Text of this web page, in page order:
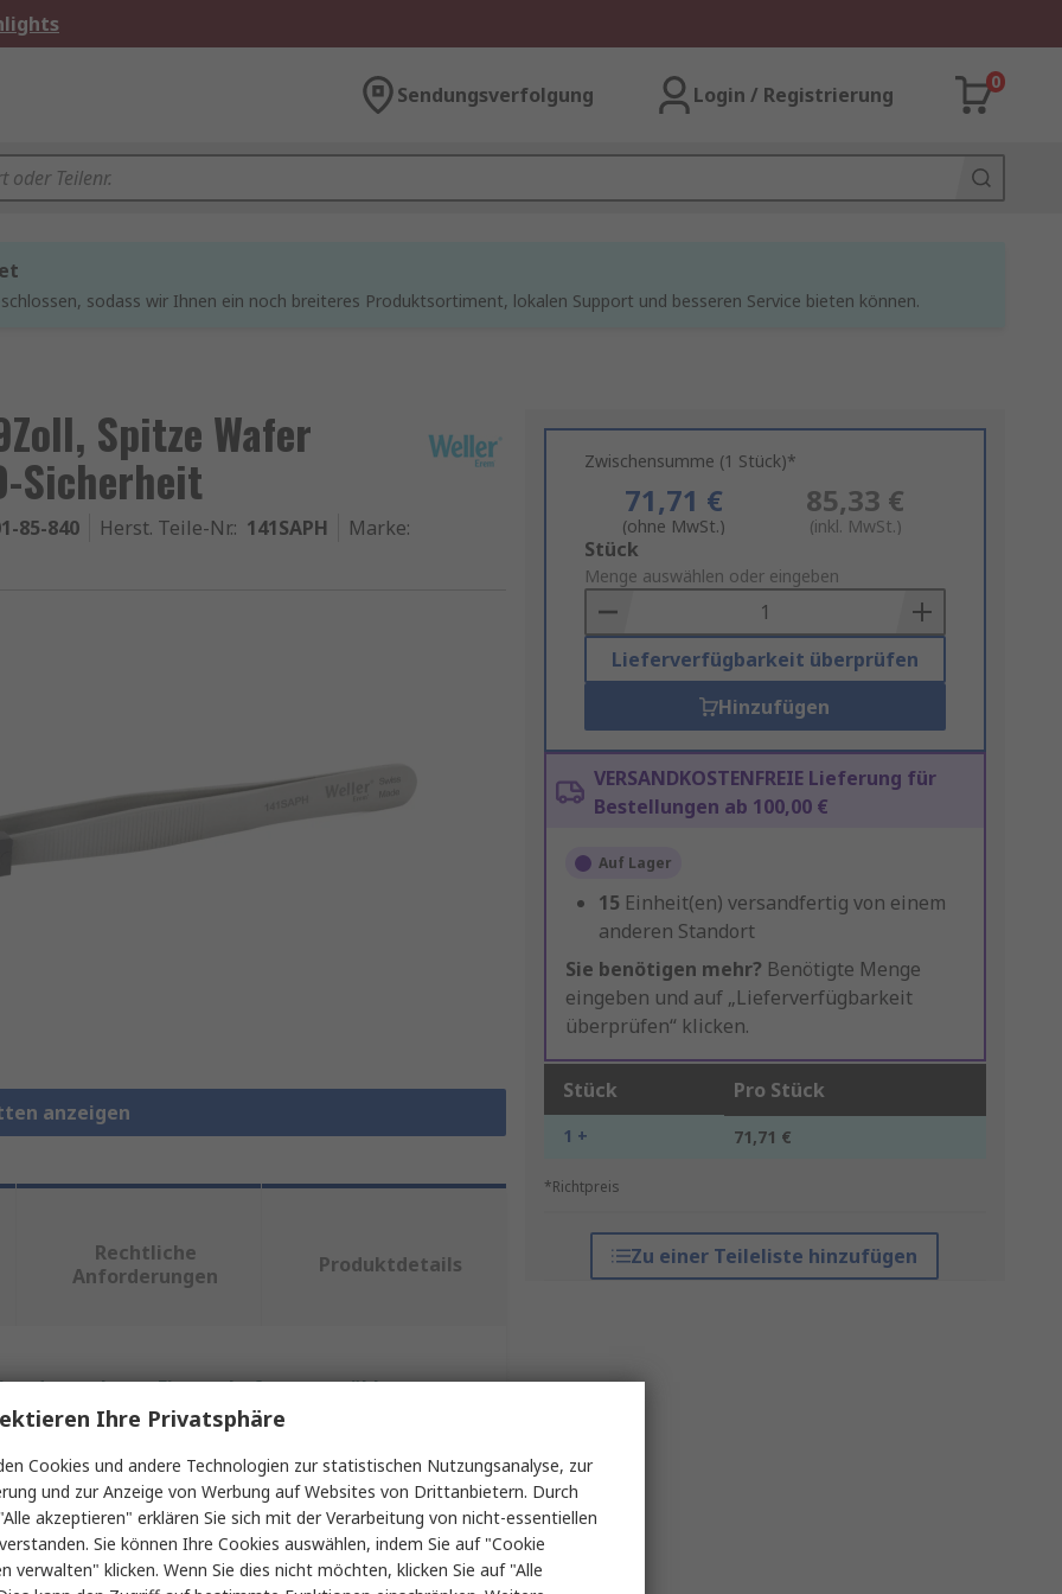
Sendungsverfolgung Login / Registrierung
0
sodass wir Ihnen ein noch breiteres Produktsortiment, lokalen Support und besseren Service bieten können.
Spitze Wafer
Sicherheit
85-840 Herst. Teile-Nr.: 141SAPH Marke:
anzeigen
Zwischensumme (1 Stück)*
71,71 €
(ohne MwSt.)
85,33 €
(inkl. MwSt.)
Add
to
Basket
Stück
Menge auswählen oder eingeben
Lieferverfügbarkeit überprüfen
Hinzufügen
VERSANDKOSTENFREIE Lieferung für
Bestellungen ab 100,00 €
Auf Lager
15 Einheit(en) versandfertig von einem
anderen Standort
Sie benötigen mehr? Benötigte Menge
eingeben und auf „Lieferverfügbarkeit
überprüfen“ klicken.
Stück Pro Stück
1 + 71,71 €
*Richtpreis
Zu einer Teileliste hinzufügen
Rechtliche
Anforderungen
Produktdetails
oder mehrere Eigenschaften auswählen.
Erem
Typ Pinzette
Ihre Privatsphäre
Cookies und andere Technologien zur statistischen Nutzungsanalyse, zur
und zur Anzeige von Werbung auf Websites von Drittanbietern. Durch
akzeptieren" erklären Sie sich mit der Verarbeitung von nicht-essentiellen
Sie können Ihre Cookies auswählen, indem Sie auf "Cookie
verwalten" klicken. Wenn Sie dies nicht möchten, klicken Sie auf "Alle